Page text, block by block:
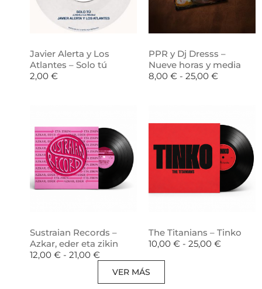
Javier Alerta y Los
Atlantes – Solo tú
2,00 €
PPR y Dj Dresss –
Nueve horas y media
8,00 € - 25,00 €
Sustraian Records –
Azkar, eder eta zikin
12,00 € - 21,00 €
The Titanians – Tinko
10,00 € - 25,00 €
VER MÁS